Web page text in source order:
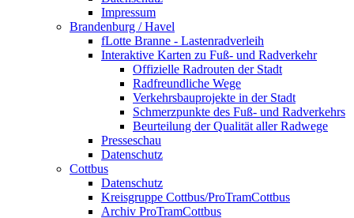
Impressum
Brandenburg / Havel
fLotte Branne - Lastenradverleih
Interaktive Karten zu Fuß- und Radverkehr
Offizielle Radrouten der Stadt
Radfreundliche Wege
Verkehrsbauprojekte in der Stadt
Schmerzpunkte des Fuß- und Radverkehrs
Beurteilung der Qualität aller Radwege
Presseschau
Datenschutz
Cottbus
Datenschutz
Kreisgruppe Cottbus/ProTramCottbus
Archiv ProTramCottbus